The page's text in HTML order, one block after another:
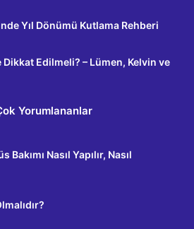
Yıl Dönümü Kutlama Rehberi
Dikkat Edilmeli? – Lümen, Kelvin ve
Yorumlananlar
Nasıl Yapılır, Nasıl